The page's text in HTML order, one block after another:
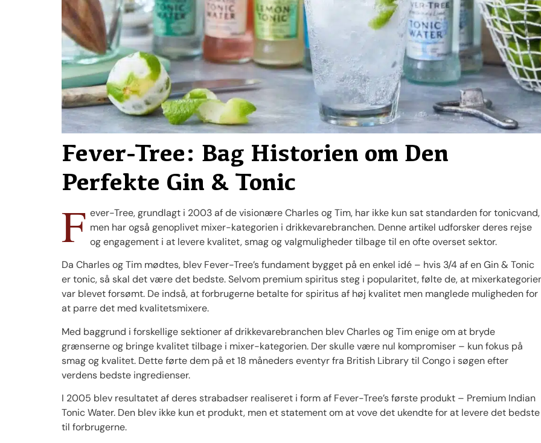
Fever-Tree: Bag Historien om Den
Perfekte Gin & Tonic
F ever-Tree, grundlagt i 2003 af de visionære Charles og Tim, har ikke kun sat standarden for tonicvand,
men har også genoplivet mixer-kategorien i drikkevarebranchen. Denne artikel udforsker deres rejse
og engagement i at levere kvalitet, smag og valgmuligheder tilbage til en ofte overset sektor.
Da Charles og Tim mødtes, blev Fever-Tree’s fundament bygget på en enkel idé – hvis 3/4 af en Gin & Tonic
er tonic, så skal det være det bedste. Selvom premium spiritus steg i popularitet, følte de, at
var blevet forsømt. De indså, at forbrugerne betalte for spiritus af høj kvalitet men manglede muligheden for
at parre det med kvalitetsmixere.
Med baggrund i forskellige sektioner af drikkevarebranchen blev Charles og Tim enige om at bryde
grænserne og bringe kvalitet tilbage i mixer-kategorien. Der skulle være nul kompromiser – kun fokus på
smag og kvalitet. Dette førte dem på et 18 måneders eventyr fra British Library til Congo i søgen efter
verdens bedste ingredienser.
I 2005 blev resultatet af deres strabadser realiseret i form af Fever-Tree’s første produkt – Premium Indian
Tonic Water. Den blev ikke kun et produkt, men et statement om at vove det ukendte for at levere det bedste
til forbrugerne.